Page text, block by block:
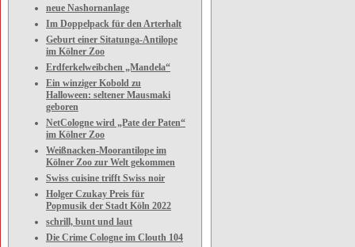
neue Nashornanlage
Im Doppelpack für den Arterhalt
Geburt einer Sitatunga-Antilope
im Kölner Zoo
Erdferkelweibchen „Mandela“
Ein winziger Kobold zu
Halloween: seltener Mausmaki
geboren
NetCologne wird „Pate der Paten“
im Kölner Zoo
Weißnacken-Moorantilope im
Kölner Zoo zur Welt gekommen
Swiss cuisine trifft Swiss noir
Holger Czukay Preis für
Popmusik der Stadt Köln 2022
schrill, bunt und laut
Die Crime Cologne im Clouth 104